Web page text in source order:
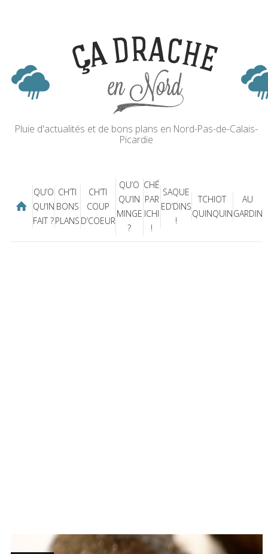
Pluie d'actualités et de bons plans en Nord-Pas-de-Calais-
Picardie
QU’O
QU’IN
FAIT ?
CH’TI
BONS
PLANS
CH’TI
COUP
D’COEUR
QU’O
QU’IN
MINGE
?
CHÉ
PAR
ICHI
!
SAQUE
ED’DINS
!
TCHIOT
QUINQUIN
AU
GARDIN